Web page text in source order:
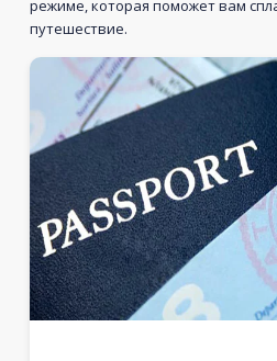
режиме, которая поможет вам
путешествие.